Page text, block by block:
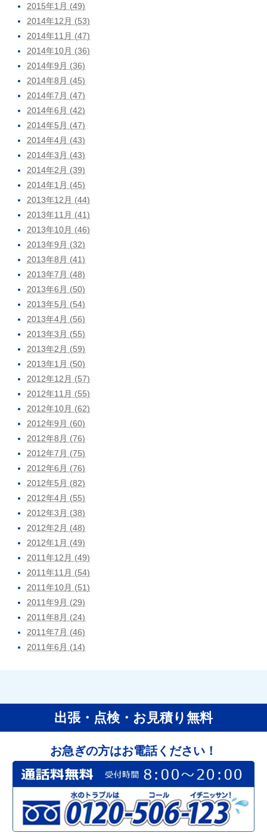
2015年1月 (49)
2014年12月 (53)
2014年11月 (47)
2014年10月 (36)
2014年9月 (36)
2014年8月 (45)
2014年7月 (47)
2014年6月 (42)
2014年5月 (47)
2014年4月 (43)
2014年3月 (43)
2014年2月 (39)
2014年1月 (45)
2013年12月 (44)
2013年11月 (41)
2013年10月 (46)
2013年9月 (32)
2013年8月 (41)
2013年7月 (48)
2013年6月 (50)
2013年5月 (54)
2013年4月 (56)
2013年3月 (55)
2013年2月 (59)
2013年1月 (50)
2012年12月 (57)
2012年11月 (55)
2012年10月 (62)
2012年9月 (60)
2012年8月 (76)
2012年7月 (75)
2012年6月 (76)
2012年5月 (82)
2012年4月 (55)
2012年3月 (38)
2012年2月 (48)
2012年1月 (49)
2011年12月 (49)
2011年11月 (54)
2011年10月 (51)
2011年9月 (29)
2011年8月 (24)
2011年7月 (46)
2011年6月 (14)
出張・点検・お見積り無料
お急ぎの方はお電話ください！